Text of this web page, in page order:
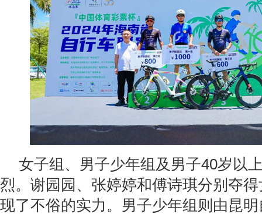
女子组、男子少年组及男子40岁以
烈。谢园园、张婷婷和傅诗琪分别夺
现了不俗的实力。男子少年组则由昆